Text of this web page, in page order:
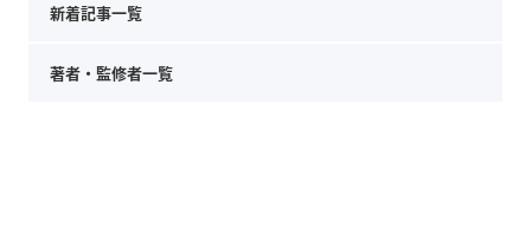
新着記事一覧
著者・監修者一覧